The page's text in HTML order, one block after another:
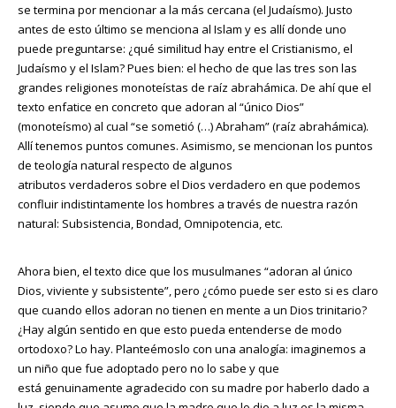
se termina por mencionar a la más cercana (el Judaísmo). Justo
antes de esto último se menciona al Islam y es allí donde uno
puede preguntarse: ¿qué similitud hay entre el Cristianismo, el
Judaísmo y el Islam? Pues bien: el hecho de que las tres son las
grandes religiones monoteístas de raíz abrahámica. De ahí que el
texto enfatice en concreto que adoran al “único Dios”
(monoteísmo) al cual “se sometió (…) Abraham” (raíz abrahámica).
Allí tenemos puntos comunes. Asimismo, se mencionan los puntos
de teología natural respecto de algunos
atributos verdaderos sobre el Dios verdadero en que podemos
confluir indistintamente los hombres a través de nuestra razón
natural: Subsistencia, Bondad, Omnipotencia, etc.
Ahora bien, el texto dice que los musulmanes “adoran al único
Dios, viviente y subsistente”, pero ¿cómo puede ser esto si es claro
que cuando ellos adoran no tienen en mente a un Dios trinitario?
¿Hay algún sentido en que esto pueda entenderse de modo
ortodoxo? Lo hay. Planteémoslo con una analogía: imaginemos a
un niño que fue adoptado pero no lo sabe y que
está genuinamente agradecido con su madre por haberlo dado a